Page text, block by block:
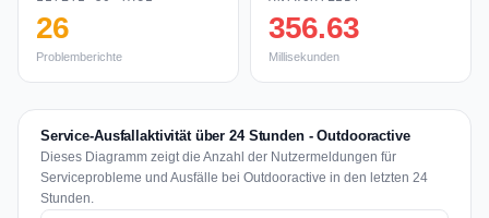
26
Problemberichte
356.63
Millisekunden
Service-Ausfallaktivität über 24 Stunden - Outdooractive
Dieses Diagramm zeigt die Anzahl der Nutzermeldungen für
Serviceprobleme und Ausfälle bei Outdooractive in den letzten 24
Stunden.